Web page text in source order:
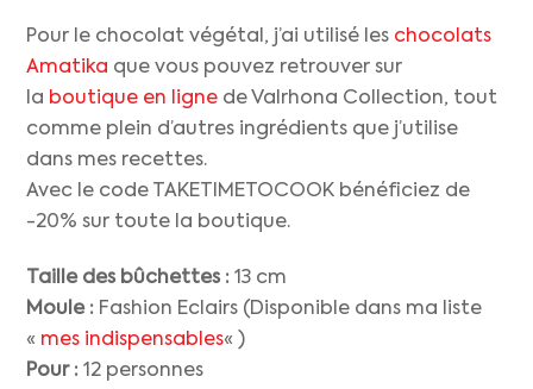
Pour le chocolat végétal, j’ai utilisé les chocolats
Amatika que vous pouvez retrouver sur
la boutique en ligne de Valrhona Collection, tout
comme plein d’autres ingrédients que j’utilise
dans mes recettes.
Avec le code TAKETIMETOCOOK bénéficiez de
-20% sur toute la boutique.
Taille des bûchettes : 13 cm
Moule : Fashion Eclairs (Disponible dans ma liste
« mes indispensables« )
Pour : 12 personnes